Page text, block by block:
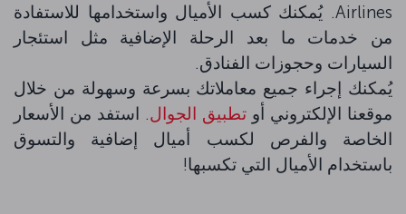
Airlines. يُمكنك كسب الأميال واستخدامها للاستفادة
من خدمات ما بعد الرحلة الإضافية مثل استئجار
السيارات وحجوزات الفنادق.
يُمكنك إجراء جميع معاملاتك بسرعة وسهولة من خلال
موقعنا الإلكتروني أو تطبيق الجوال. استفد من الأسعار
الخاصة والفرص لكسب أميال إضافية والتسوق
باستخدام الأميال التي تكسبها!